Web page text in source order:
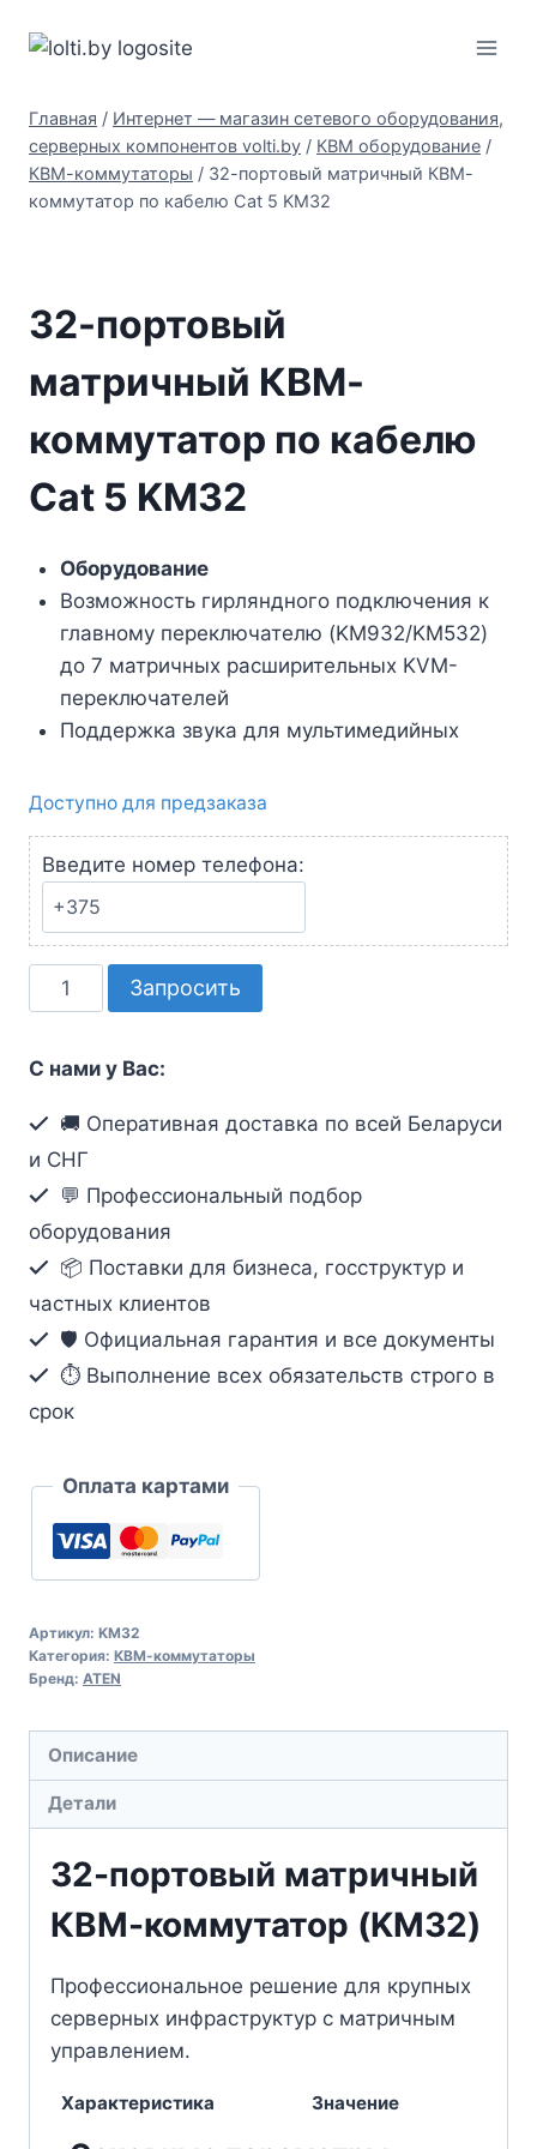
Главная / Интернет — магазин сетевого оборудования,
серверных компонентов volti.by / КВМ оборудование /
КВМ-коммутаторы / 32-портовый матричный КВМ-
коммутатор по кабелю Cat 5 KM32
32-портовый
матричный КВМ-
коммутатор по кабелю
Cat 5 KM32
Оборудование
Возможность гирляндного подключения к
главному переключателю (KM932/KM532)
до 7 матричных расширительных KVM-
переключателей
Поддержка звука для мультимедийных
Доступно для предзаказа
Введите номер телефона:
Количество
товара
портовый
коммутатор
по
кабелю
Cat
5
KM32
Запросить
С нами у Вас:
🚚 Оперативная доставка по всей Беларуси
и СНГ
💬 Профессиональный подбор
оборудования
📦 Поставки для бизнеса, госструктур и
частных клиентов
🛡️ Официальная гарантия и все документы
⏱ Выполнение всех обязательств строго в
срок
Оплата картами
Артикул: KM32
Категория: КВМ-коммутаторы
Бренд: ATEN
Описание
Детали
32-портовый матричный
КВМ-коммутатор (KM32)
Профессиональное решение для крупных
серверных инфраструктур с матричным
управлением.
Характеристика Значение